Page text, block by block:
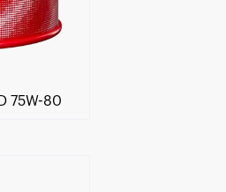
75W-80